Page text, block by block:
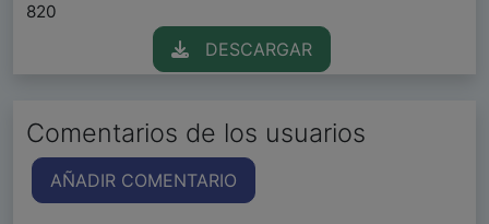
820
DESCARGAR
Comentarios de los usuarios
AÑADIR COMENTARIO